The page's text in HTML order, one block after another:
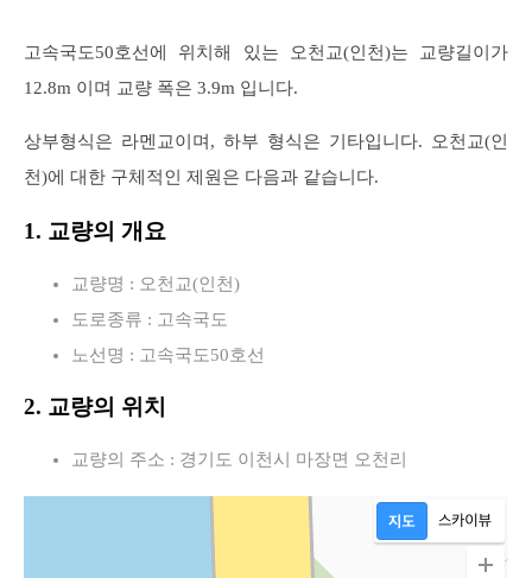
고속국도50호선에 위치해 있는 오천교(인천)는 교량길이가
12.8m 이며 교량 폭은 3.9m 입니다.
상부형식은 라멘교이며, 하부 형식은 기타입니다. 오천교(인
천)에 대한 구체적인 제원은 다음과 같습니다.
1. 교량의 개요
교량명 : 오천교(인천)
도로종류 : 고속국도
노선명 : 고속국도50호선
2. 교량의 위치
교량의 주소 : 경기도 이천시 마장면 오천리